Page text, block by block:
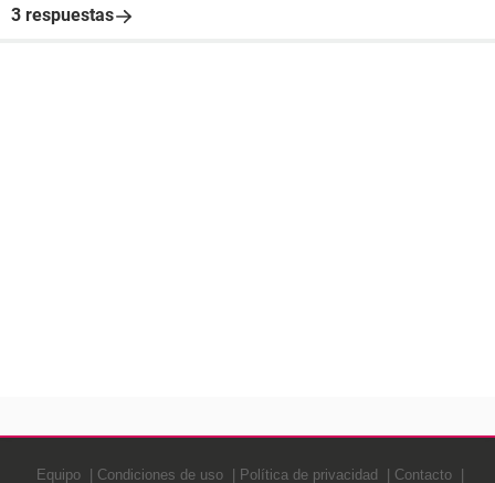
3 respuestas
Equipo Condiciones de uso Política de privacidad Contacto